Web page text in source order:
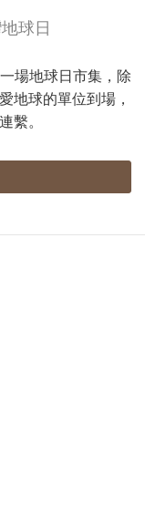
球日
場地球日市集，除
地球的單位到場，
繫。